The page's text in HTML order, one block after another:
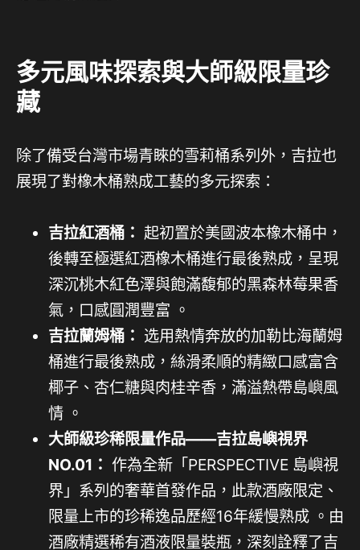
多元風味探索與大師級限量珍
藏
除了備受台灣市場青睞的雪莉桶系列外，吉拉也
展現了對橡木桶熟成工藝的多元探索：
吉拉紅酒桶： 起初置於美國波本橡木桶中，
後轉至極選紅酒橡木桶進行最後熟成，呈現
深沉桃木紅色澤與飽滿馥郁的黑森林莓果香
氣，口感圓潤豐富 。
吉拉蘭姆桶： 选用熱情奔放的加勒比海蘭姆
桶進行最後熟成，絲滑柔順的精緻口感富含
椰子、杏仁糖與肉桂辛香，滿溢熱帶島嶼風
情 。
大師級珍稀限量作品——吉拉島嶼視界
NO.01： 作為全新「PERSPECTIVE 島嶼視
界」系列的奢華首發作品，此款酒廠限定、
限量上市的珍稀逸品歷經16年緩慢熟成 。由
酒廠精選稀有酒液限量裝瓶，深刻詮釋了吉